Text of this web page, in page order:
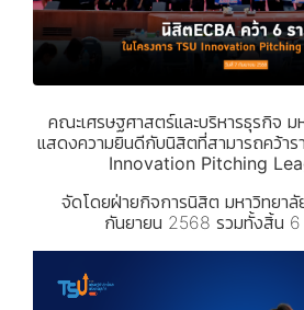
คณะเศรษฐศาสตร์และบริหารธุรกิจ
แสดงความยินดีกับนิสิตที่สามารถคว้าร
Innovation Pitching
จัดโดยฝ่ายกิจการนิสิต มหาวิทยา
กันยายน 2568 รวมทั้งสิ้น 6